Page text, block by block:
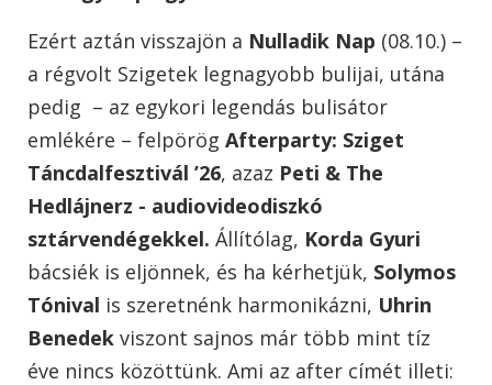
Ezért aztán visszajön a Nulladik Nap (08.10.) –
a régvolt Szigetek legnagyobb bulijai, utána
pedig – az egykori legendás bulisátor
emlékére – felpörög Afterparty: Sziget
Táncdalfesztivál ’26, azaz Peti & The
Hedlájnerz - audiovideodiszkó
sztárvendégekkel. Állítólag, Korda Gyuri
bácsiék is eljönnek, és ha kérhetjük, Solymos
Tónival is szeretnénk harmonikázni, Uhrin
Benedek viszont sajnos már több mint tíz
éve nincs közöttünk. Ami az after címét illeti: